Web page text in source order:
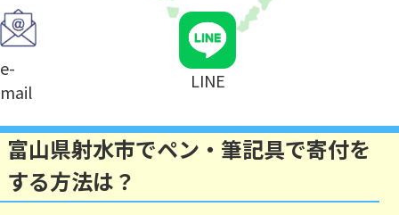
e-
mail
LINE
富山県射水市でペン・筆記具で寄付を
する方法は？